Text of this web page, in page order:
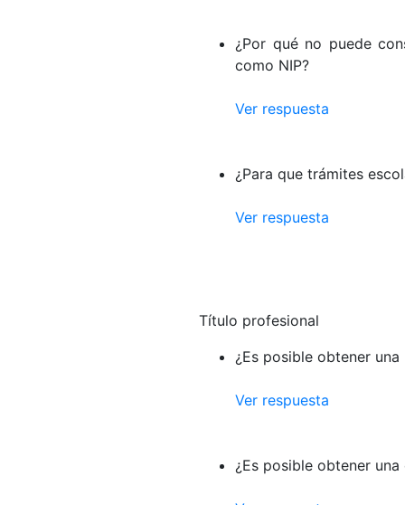
¿Por qué no puede
como NIP?
Ver respuesta
¿Para que trámites
Ver respuesta
Título profesional
¿Es posible obtener
Ver respuesta
¿Es posible obtener